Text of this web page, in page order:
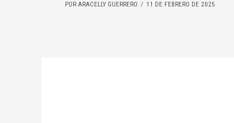
POR ARACELLY GUERRERO 11 DE FEBRERO DE 2025